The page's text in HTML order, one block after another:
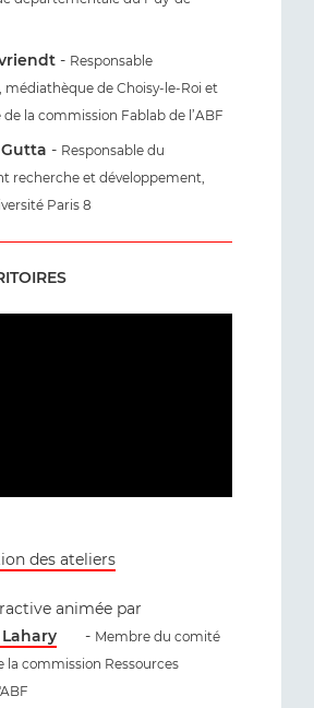
- Responsable
de Choisy-le-Roi et
de la commission Fablab de l’ABF
- Responsable du
recherche et développement,
Paris 8
des ateliers
animée par
- Membre du comité
la commission Ressources